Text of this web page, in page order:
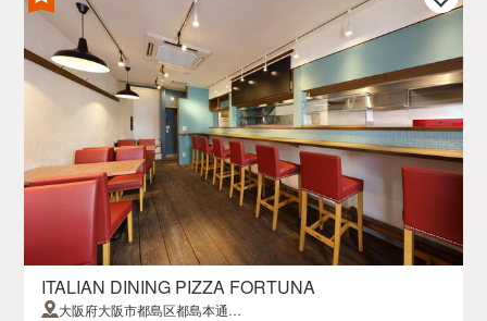
ITALIAN DINING PIZZA FORTUNA
大阪府大阪市都島区都島本通2-